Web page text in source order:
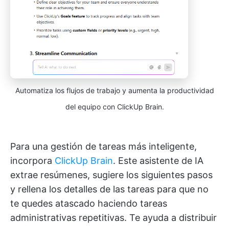
Automatiza los flujos de trabajo y aumenta la productividad
del equipo con ClickUp Brain.
Para una gestión de tareas más inteligente,
incorpora ClickUp Brain. Este asistente de IA
extrae resúmenes, sugiere los siguientes pasos
y rellena los detalles de las tareas para que no
te quedes atascado haciendo tareas
administrativas repetitivas. Te ayuda a distribuir